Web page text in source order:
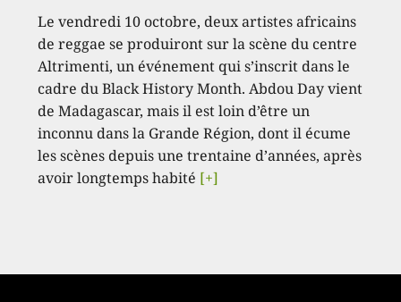
Le vendredi 10 octobre, deux artistes africains
de reggae se produiront sur la scène du centre
Altrimenti, un événement qui s’inscrit dans le
cadre du Black History Month. Abdou Day vient
de Madagascar, mais il est loin d’être un
inconnu dans la Grande Région, dont il écume
les scènes depuis une trentaine d’années, après
avoir longtemps habité [+]